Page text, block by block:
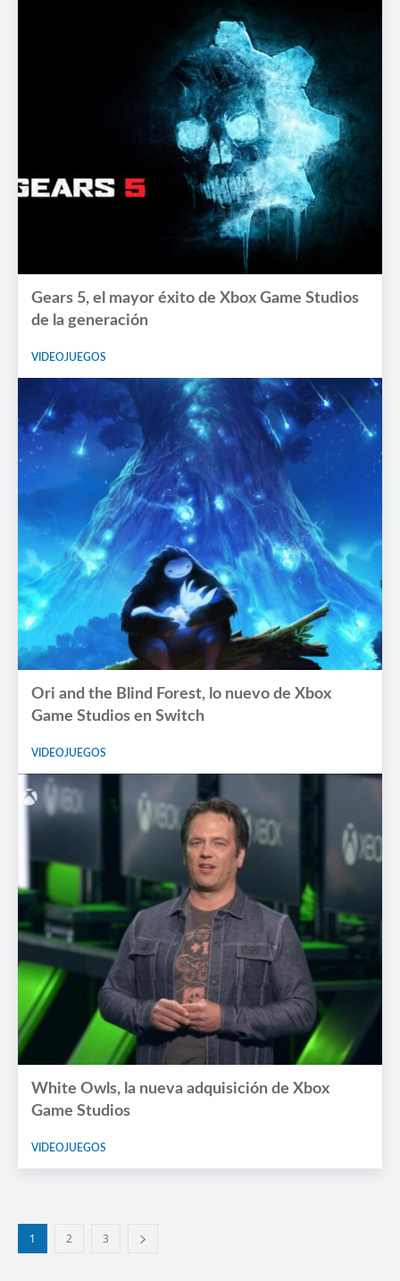
Gears 5, el mayor éxito de Xbox Game Studios
de la generación
VIDEOJUEGOS
Ori and the Blind Forest, lo nuevo de Xbox
Game Studios en Switch
VIDEOJUEGOS
White Owls, la nueva adquisición de Xbox
Game Studios
VIDEOJUEGOS
1 2 3